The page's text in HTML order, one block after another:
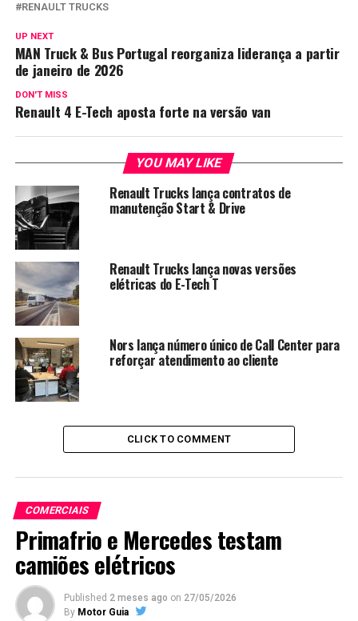
RENAULT TRUCKS
UP NEXT
MAN Truck & Bus Portugal reorganiza liderança a partir
de janeiro de 2026
DON'T MISS
Renault 4 E-Tech aposta forte na versão van
YOU MAY LIKE
Renault Trucks lança contratos de
manutenção Start & Drive
Renault Trucks lança novas versões
elétricas do E-Tech T
Nors lança número único de Call Center para
reforçar atendimento ao cliente
CLICK TO COMMENT
COMERCIAIS
Primafrio e Mercedes testam
camiões elétricos
Published 2 meses ago on 27/05/2026
By Motor Guia